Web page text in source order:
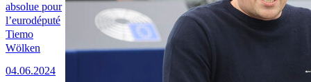
absolue pour
l’eurodéputé
Tiemo
Wölken
04.06.2024